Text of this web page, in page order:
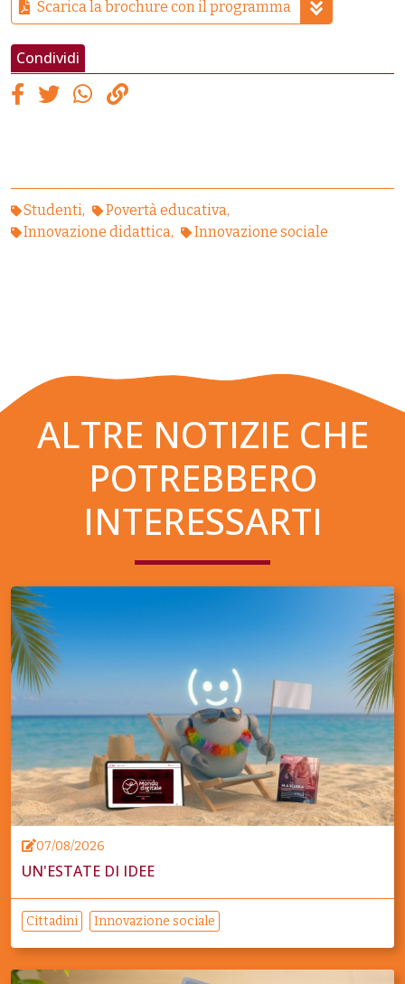
Scarica la brochure con il programma
Condividi
Studenti
Povertà educativa
Innovazione didattica
Innovazione sociale
ALTRE NOTIZIE CHE
POTREBBERO
INTERESSARTI
07/08/2026
UN'ESTATE DI IDEE
Cittadini Innovazione sociale